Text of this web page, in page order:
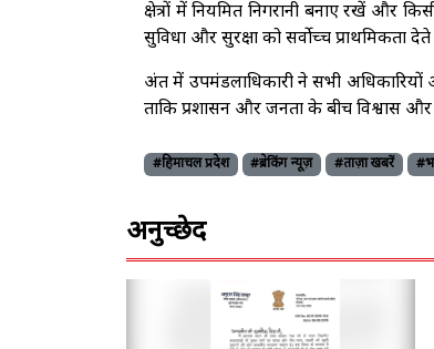
क्षेत्रों में नियमित निगरानी बनाए रखें और
सुविधा और सुरक्षा को सर्वोच्च प्राथमिकता
अंत में उपमंडलाधिकारी ने सभी अधिकारियों
ताकि प्रशासन और जनता के बीच विश्वास
#हिमाचल प्रदेश #ब्रेकिंग न्यूज़ #ताज़ा खबरें
अनुच्छेद